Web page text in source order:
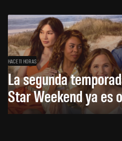
HACE 11 HORAS
La segunda
Star Weekend ya es